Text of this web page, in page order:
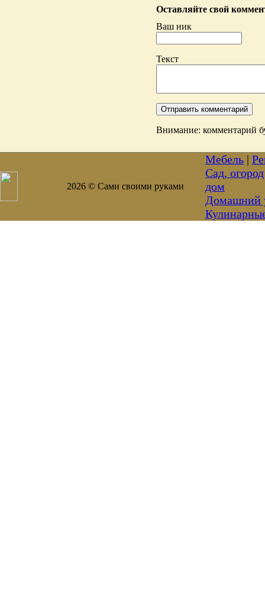
Оставляйте свой
Ваш ник
Текст
Внимание: комментарий
2026 © Сами своими руками
Мебель |
Сад, огород
дом
Домашний